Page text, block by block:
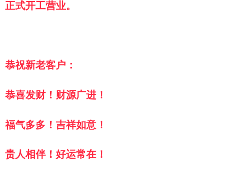
正式开工营业。
恭祝新老客户：
恭喜发财！财源广进！
福气多多！吉祥如意！
贵人相伴！好运常在！